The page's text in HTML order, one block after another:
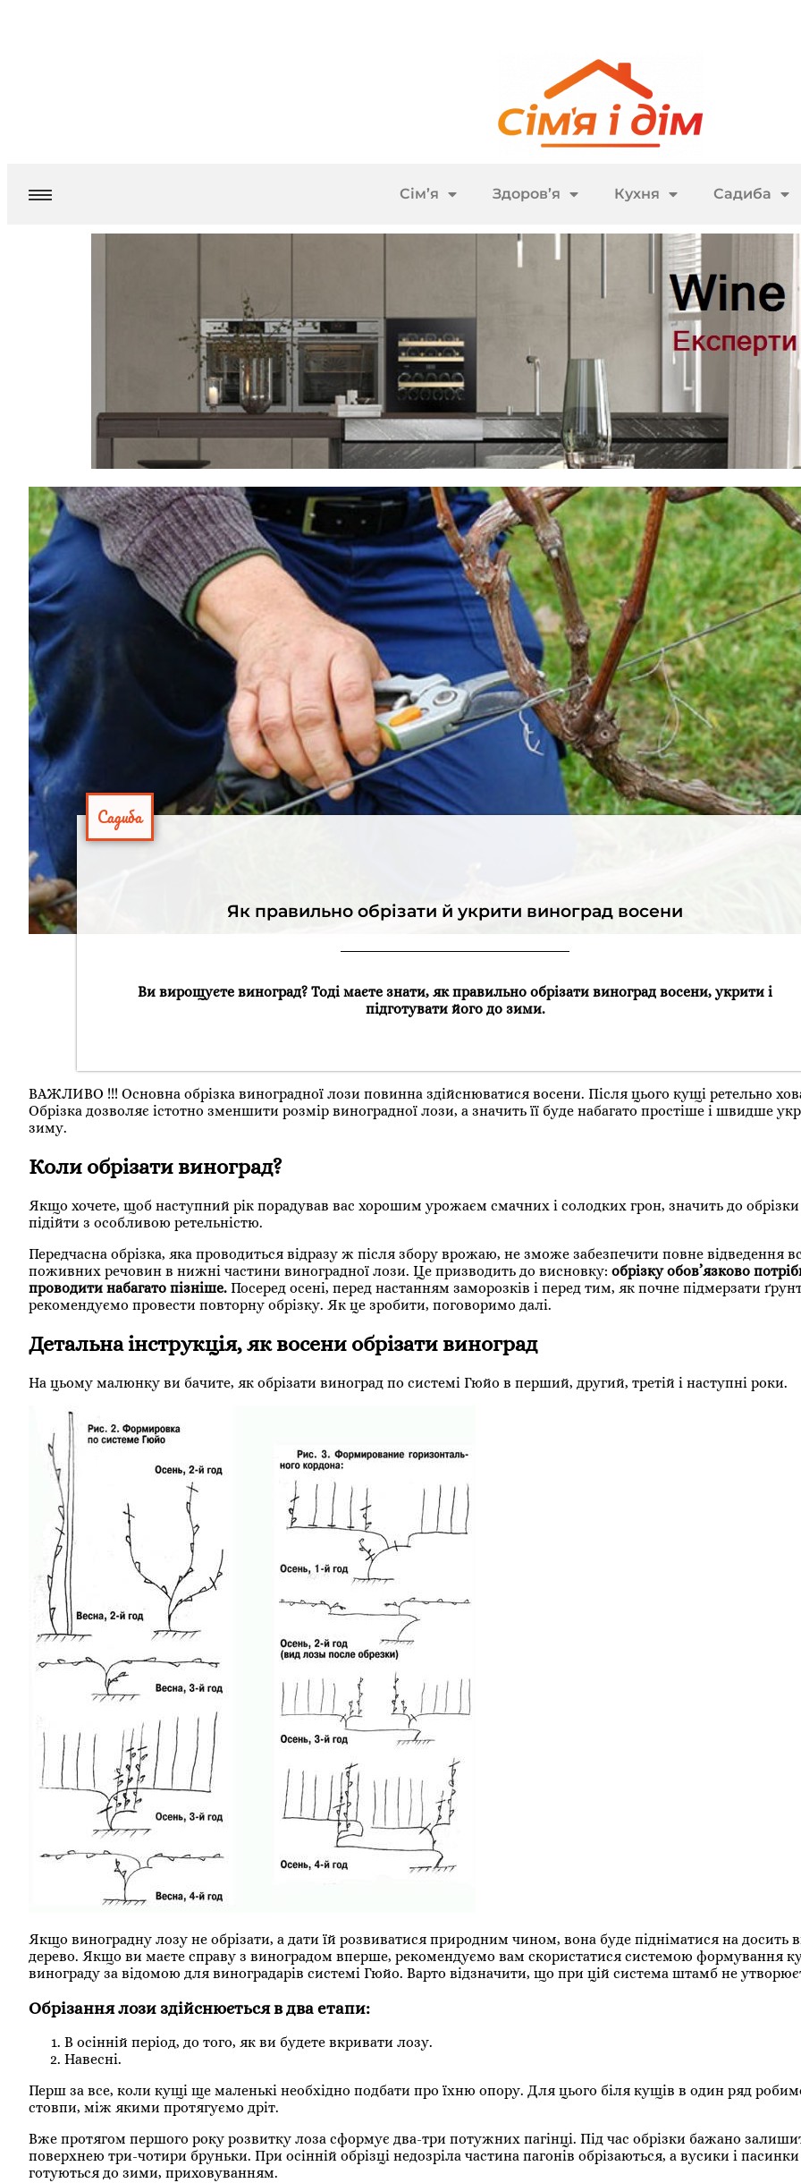
Сім’я Здоров’я Кухня Садиба
Садиба
Як правильно обрізати й укрити виноград восени
Ви вирощуєте виноград? Тоді маєте знати, як правильно обрізати виноград восени, укрити і
підготувати його до зими.
ВАЖЛИВО !!! Основна обрізка виноградної лози повинна здійснюватися восени. Після цього кущі ретельно
Обрізка дозволяє істотно зменшити розмір виноградної лози, а значить її буде набагато простіше і швидше
зиму.
Коли обрізати виноград?
Якщо хочете, щоб наступний рік порадував вас хорошим урожаєм смачних і солодких грон, значить до обрізки
підійти з особливою ретельністю.
Передчасна обрізка, яка проводиться відразу ж після збору врожаю, не зможе забезпечити повне відведення
поживних речовин в нижні частини виноградної лози. Це призводить до висновку: обрізку обов’язково
проводити набагато пізніше. Посеред осені, перед настанням заморозків і перед тим, як почне підмерзати
рекомендуємо провести повторну обрізку. Як це зробити, поговоримо далі.
Детальна інструкція, як восени обрізати виноград
На цьому малюнку ви бачите, як обрізати виноград по системі Гюйо в перший, другий, третій і наступні роки.
Якщо виноградну лозу не обрізати, а дати їй розвиватися природним чином, вона буде підніматися на досить
дерево. Якщо ви маєте справу з виноградом вперше, рекомендуємо вам скористатися системою формування
винограду за відомою для виноградарів системі Гюйо. Варто відзначити, що при цій система штамб не
Обрізання лози здійснюється в два етапи:
В осінній період, до того, як ви будете вкривати лозу.
Навесні.
Перш за все, коли кущі ще маленькі необхідно подбати про їхню опору. Для цього біля кущів в один ряд
стовпи, між якими протягуємо дріт.
Вже протягом першого року розвитку лоза сформує два-три потужних пагінці. Під час обрізки бажано
поверхнею три-чотири бруньки. При осінній обрізці недозріла частина пагонів обрізаються, а вусики і
готуються до зими, приховуванням.